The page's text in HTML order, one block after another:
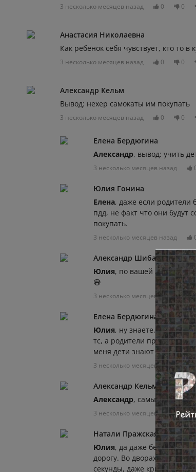
3 несколько месяцев назад 0 0
Анастасия Николаевна
Как ребенок себя чувствует, кто то в
3 несколько месяцев назад 0 0
Александр Кельм
Вывод: нехер самокаты им покупать
3 несколько месяцев назад 0 0
Елена Бердюгина
Александр, вывод: учить
3 несколько месяцев назад
Юлия Гонина
Елена, даже если родители
пдд, не факт что они будут
покупать.
3 несколько месяцев назад
Александр Шибаев
Юлия, по вашей логике,
😅
3 несколько месяцев назад 0
Елена Бердюгина
Юлия, ну знаете, очень
тс, а родители проезжают
меня дети знают что при
3 несколько месяцев назад
Александр Кельм
Александр, самый
3 несколько месяцев назад
Натали Пражская
Юлия, да даже без
дорогу. Во дворах носятся ,
секунды, даже крикнуть не